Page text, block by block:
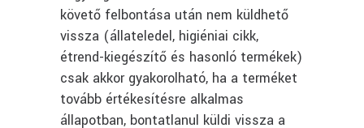
követő felbontása után nem küldhető
vissza (állateledel, higiéniai cikk,
étrend-kiegészítő és hasonló termékek)
csak akkor gyakorolható, ha a terméket
tovább értékesítésre alkalmas
állapotban, bontatlanul küldi vissza a